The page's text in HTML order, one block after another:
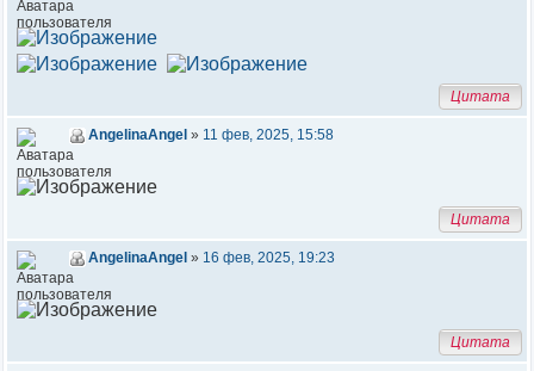
Цитата
AngelinaAngel » 11 фев, 2025, 15:58
Цитата
AngelinaAngel » 16 фев, 2025, 19:23
Цитата